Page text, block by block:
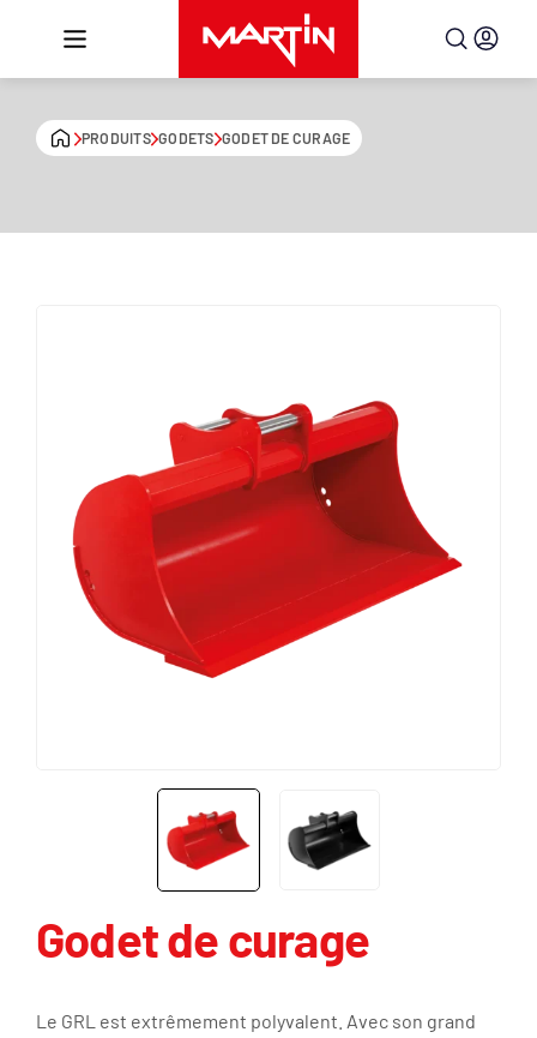
PRODUITS GODETS GODET DE CURAGE
Godet de curage
Le GRL est extrêmement polyvalent. Avec son grand